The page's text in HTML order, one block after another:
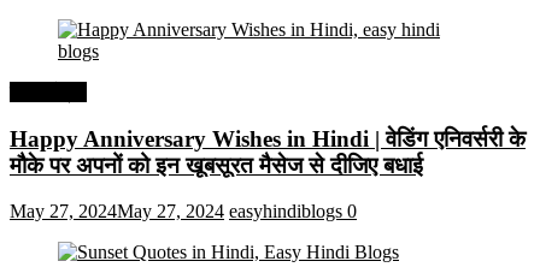
Happy Anniversary Wishes in Hindi | वेडिंग एनिवर्सरी के
मौके पर अपनों को इन खूबसूरत मैसेज से दीजिए बधाई
May 27, 2024May 27, 2024 easyhindiblogs 0